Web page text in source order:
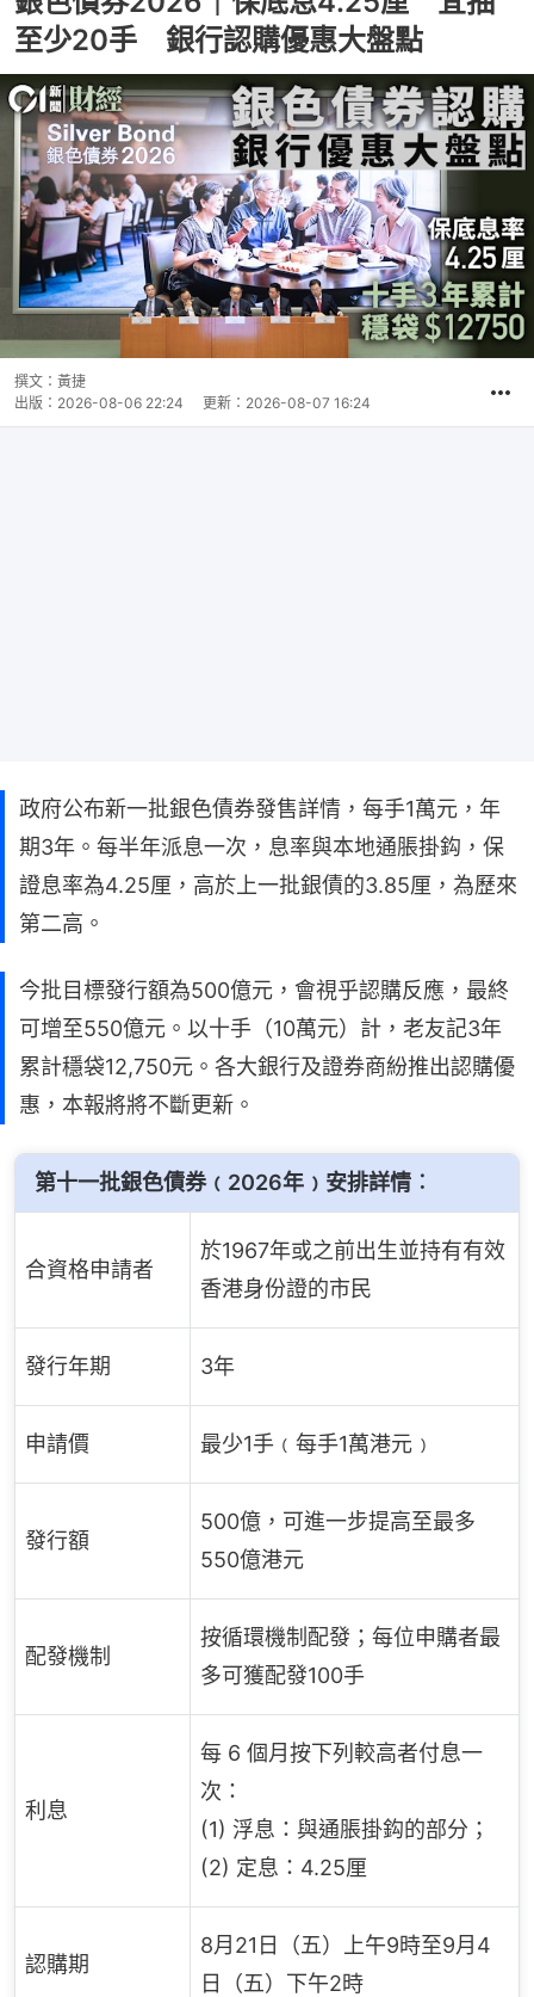
至少20手 銀行認購優惠大盤點
撰文： 黃捷
出版： 2026-08-06 22:24 更新： 2026-08-07 16:24
政府公布新一批銀色債券發售詳情，每手1萬元，年
期3年。每半年派息一次，息率與本地通脹掛鈎，保
證息率為4.25厘，高於上一批銀債的3.85厘，為歷來
第二高。
今批目標發行額為500億元，會視乎認購反應，最終
可增至550億元。以十手（10萬元）計，老友記3年
累計穩袋12,750元。各大銀行及證券商紛推出認購優
惠，本報將將不斷更新。
第十一批銀色債券﹙2026年﹚安排詳情︰
合資格申請者
於1967年或之前出生並持有有效
香港身份證的市民
發行年期 3年
申請價 最少1手﹙每手1萬港元﹚
發行額
500億，可進一步提高至最多
550億港元
配發機制
按循環機制配發；每位申購者最
多可獲配發100手
利息
每 6 個月按下列較高者付息一
次：
(1) 浮息：與通脹掛鈎的部分；
(2) 定息：4.25厘
認購期
8月21日（五）上午9時至9月4
日（五）下午2時